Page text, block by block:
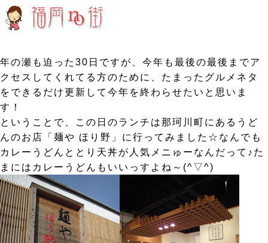
年の瀬も迫った30日ですが、今年も最後の最後までア
クセスしてくれてる方のために、たまったグルメネタ
をできるだけ更新して今年を終わらせたいと思いま
す！
ということで、この日のランチは那珂川町にあるうど
んのお店「麺や ほり野」に行ってみました☆なんでも
カレーうどんととり天丼が人気メニゅーなんだって♪た
まにはカレーうどんもいいっすよね～(^▽^)